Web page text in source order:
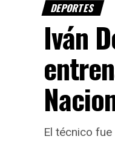
DEPORTES
Iván
El técnico